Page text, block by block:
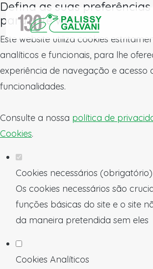
Defina as suas
para este website.
Este website utiliza cookies
analíticos e funcionais, para lhe
experiência de navegação e acesso
funcionalidades.
Consulte a nossa política de
Cookies.
Cookies necessários (obrigatório)
Os cookies necessários são
funções básicas do site e o site
da maneira pretendida sem eles
Cookies Analíticos